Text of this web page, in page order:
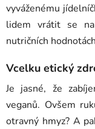
vyváženému
lidem vrátit se na
nutričních
Vcelku etický
Je jasné, že
veganů. Ovšem
otravný hmyz? A